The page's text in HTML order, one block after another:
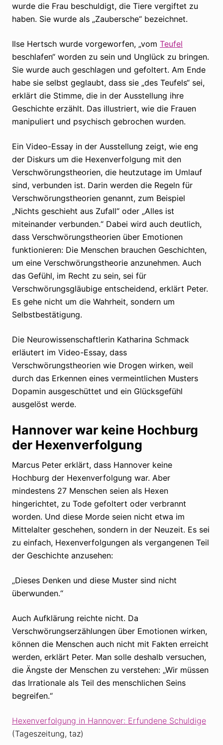
wurde die Frau beschuldigt, die Tiere vergiftet zu
haben. Sie wurde als „Zaubersche“ bezeichnet.
Ilse Hertsch wurde vorgeworfen, „vom Teufel
beschlafen“ worden zu sein und Unglück zu bringen.
Sie wurde auch geschlagen und gefoltert. Am Ende
habe sie selbst geglaubt, dass sie „des Teufels“ sei,
erklärt die Stimme, die in der Ausstellung ihre
Geschichte erzählt. Das illustriert, wie die Frauen
manipuliert und psychisch gebrochen wurden.
Ein Video-Essay in der Ausstellung zeigt, wie eng
der Diskurs um die Hexenverfolgung mit den
Verschwörungstheorien, die heutzutage im Umlauf
sind, verbunden ist. Darin werden die Regeln für
Verschwörungstheorien genannt, zum Beispiel
„Nichts geschieht aus Zufall“ oder „Alles ist
miteinander verbunden.“ Dabei wird auch deutlich,
dass Verschwörungstheorien über Emotionen
funktionieren: Die Menschen brauchen Geschichten,
um eine Verschwörungstheorie anzunehmen. Auch
das Gefühl, im Recht zu sein, sei für
Verschwörungsgläubige entscheidend, erklärt Peter.
Es gehe nicht um die Wahrheit, sondern um
Selbstbestätigung.
Die Neurowissenschaftlerin Katharina Schmack
erläutert im Video-Essay, dass
Verschwörungstheorien wie Drogen wirken, weil
durch das Erkennen eines vermeintlichen Musters
Dopamin ausgeschüttet und ein Glücksgefühl
ausgelöst werde.
Hannover war keine Hochburg
der Hexenverfolgung
Marcus Peter erklärt, dass Hannover keine
Hochburg der Hexenverfolgung war. Aber
mindestens 27 Menschen seien als Hexen
hingerichtet, zu Tode gefoltert oder verbrannt
worden. Und diese Morde seien nicht etwa im
Mittelalter geschehen, sondern in der Neuzeit. Es sei
zu einfach, Hexenverfolgungen als vergangenen Teil
der Geschichte anzusehen:
„Dieses Denken und diese Muster sind nicht
überwunden.“
Auch Aufklärung reichte nicht. Da
Verschwörungserzählungen über Emotionen wirken,
können die Menschen auch nicht mit Fakten erreicht
werden, erklärt Peter. Man solle deshalb versuchen,
die Ängste der Menschen zu verstehen: „Wir müssen
das Irrationale als Teil des menschlichen Seins
begreifen.“
Hexenverfolgung in Hannover: Erfundene Schuldige
(Tageszeitung, taz)